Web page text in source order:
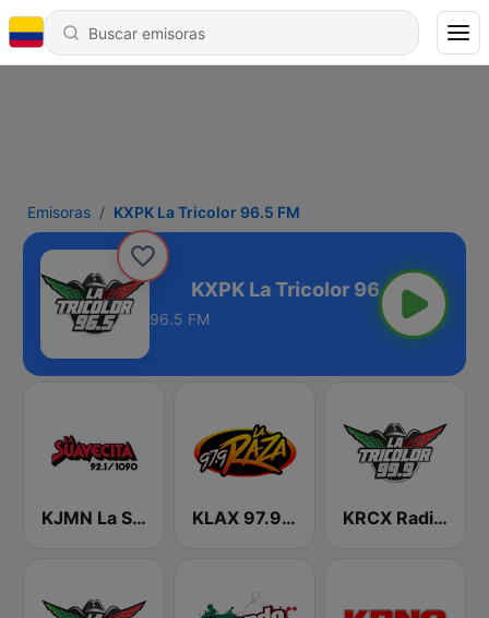
Emisoras KXPK La Tricolor 96.5 FM
96.5 FM
96.5 FM
KJMN La Suavecita 92.1 FM KLAX 97.9 La Raza FM KRCX Radio La Tricolor 99.9 FM